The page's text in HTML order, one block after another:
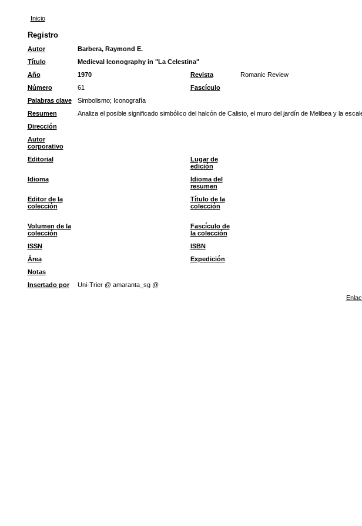
Inicio
Registro
Autor
Barbera, Raymond E.
Título
Medieval Iconography in "La Celestina"
Año
1970 Revista Romanic Review
Número
61 Fascículo
Palabras clave
Simbolismo; Iconografía
Resumen
Analiza el posible significado simbólico del halcón de Calisto, el muro del jardín de Melibea y la
Dirección
Autor
corporativo
Editorial
Lugar de
edición
Idioma
Idioma del
resumen
Editor de la
colección
Título de la
colección
Volumen de la
colección
Fascículo de
la colección
ISSN ISBN
Área
Expedición
Notas
Insertado por
Uni-Trier @ amaranta_sg @